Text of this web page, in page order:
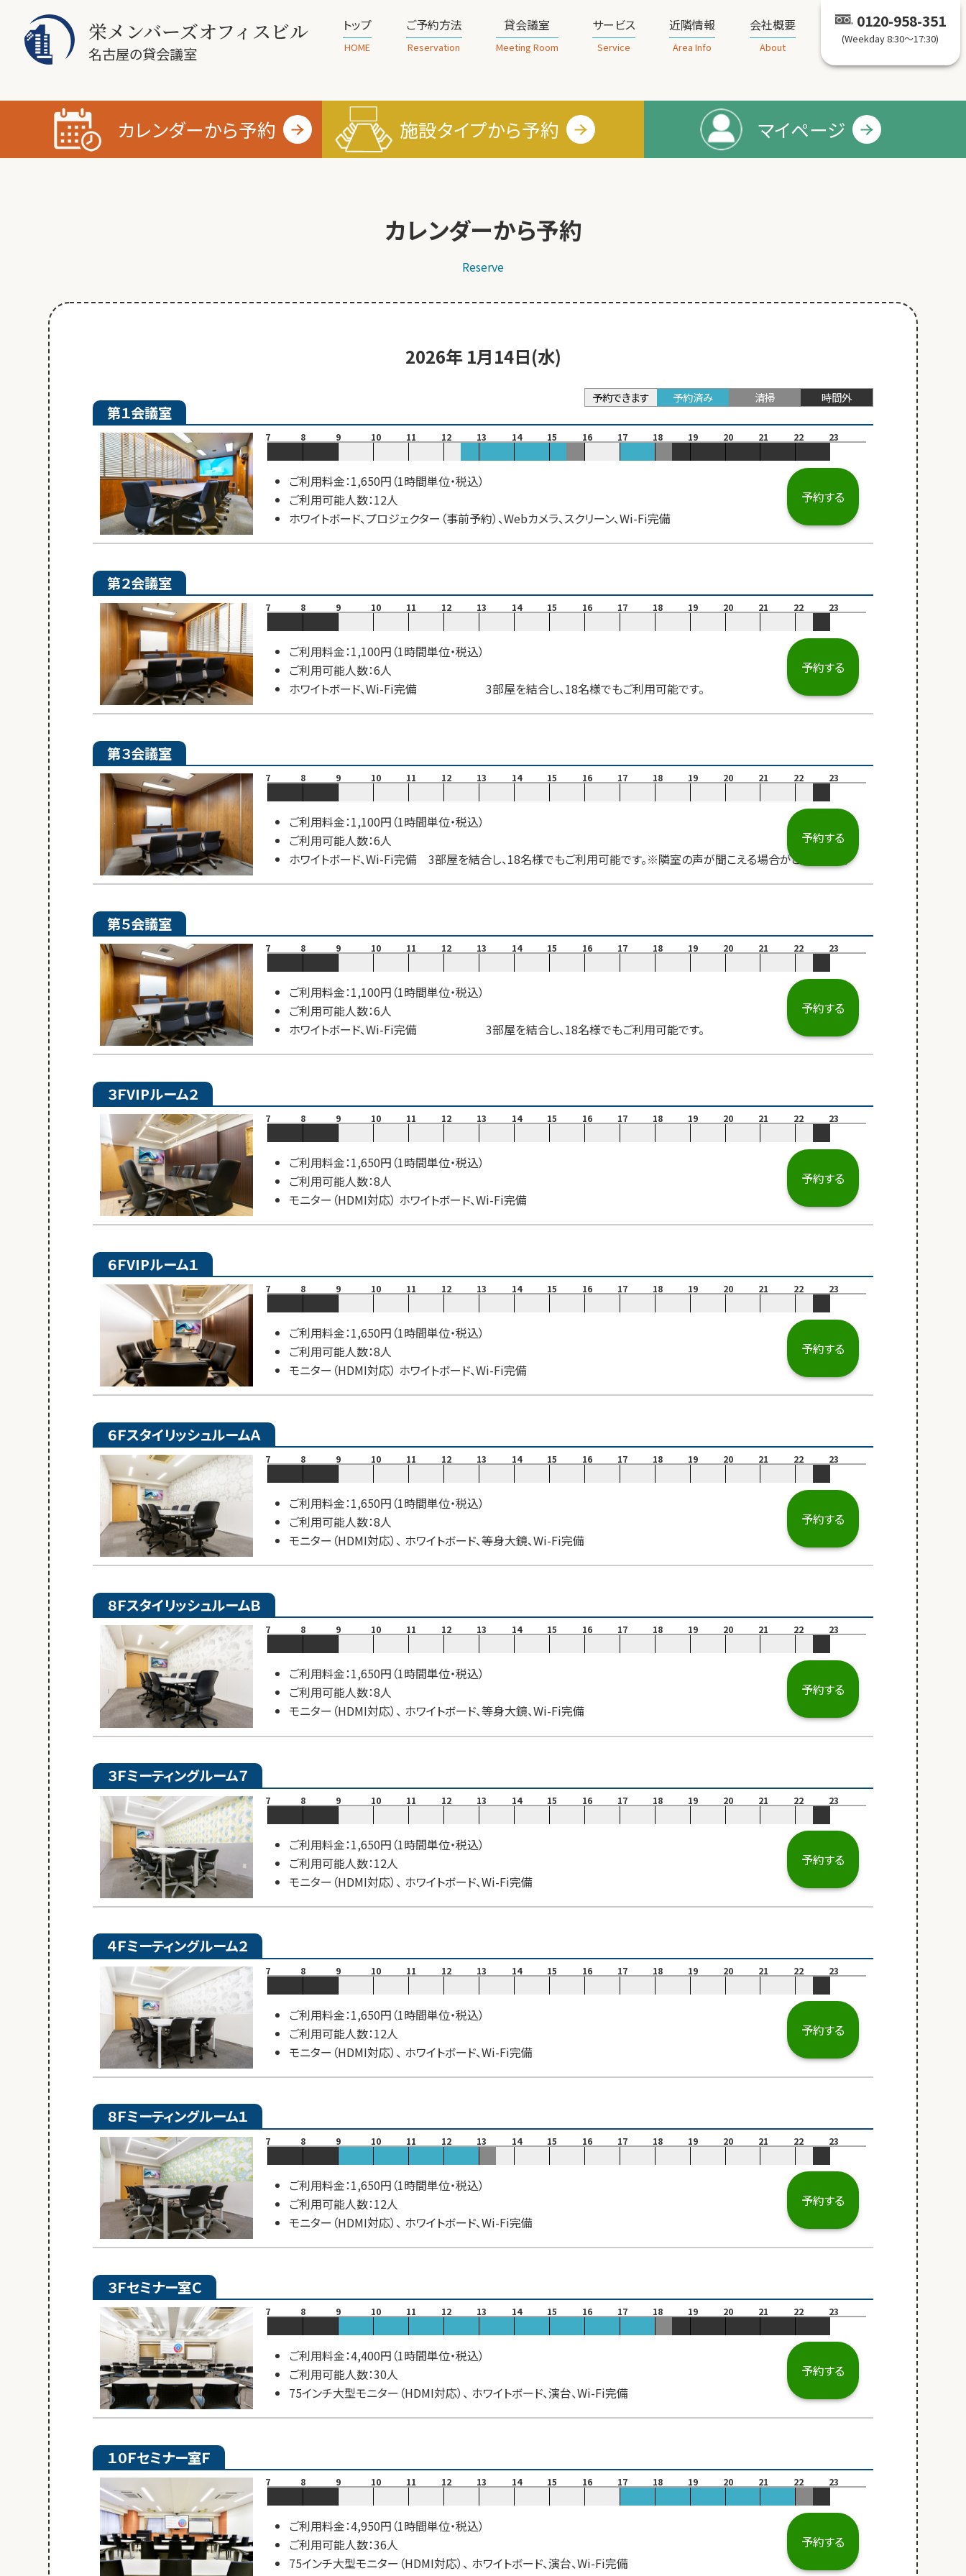
栄メンバーズオフィスビル
名古屋の貸会議室
トップ
HOME
ご予約方法
Reservation
貸会議室
Meeting Room
サービス
Service
近隣情報
Area Info
会社概要
About
0120-958-351
(Weekday 8:30～17:30)
カレンダーから予約 施設タイプから予約 マイページ
カレンダーから予約
Reserve
2026年 1月14日(水)
予約できます 予約済み 清掃 時間外
第１会議室
7 8 9 10 11 12 13 14 15 16 17 18 19 20 21 22 23
ご利用料金：1,650円（1時間単位・税込）
ご利用可能人数：12人
ホワイトボード、プロジェクター（事前予約）、Webカメラ、スクリーン、Wi-Fi完備
予約する
第２会議室
7 8 9 10 11 12 13 14 15 16 17 18 19 20 21 22 23
ご利用料金：1,100円（1時間単位・税込）
ご利用可能人数：6人
ホワイトボード、Wi-Fi完備 3部屋を結合し、18名様でもご利用可能です。
予約する
第３会議室
7 8 9 10 11 12 13 14 15 16 17 18 19 20 21 22 23
ご利用料金：1,100円（1時間単位・税込）
ご利用可能人数：6人
ホワイトボード、Wi-Fi完備 3部屋を結合し、18名様でもご利用可能です。※隣室の声が聞こえる場合がございます。
予約する
第５会議室
7 8 9 10 11 12 13 14 15 16 17 18 19 20 21 22 23
ご利用料金：1,100円（1時間単位・税込）
ご利用可能人数：6人
ホワイトボード、Wi-Fi完備 3部屋を結合し、18名様でもご利用可能です。
予約する
３ＦVIPルーム２
7 8 9 10 11 12 13 14 15 16 17 18 19 20 21 22 23
ご利用料金：1,650円（1時間単位・税込）
ご利用可能人数：8人
モニター（HDMI対応） ホワイトボード、Wi-Fi完備
予約する
６ＦVIPルーム１
7 8 9 10 11 12 13 14 15 16 17 18 19 20 21 22 23
ご利用料金：1,650円（1時間単位・税込）
ご利用可能人数：8人
モニター（HDMI対応） ホワイトボード、Wi-Fi完備
予約する
６ＦスタイリッシュルームＡ
7 8 9 10 11 12 13 14 15 16 17 18 19 20 21 22 23
ご利用料金：1,650円（1時間単位・税込）
ご利用可能人数：8人
モニター（HDMI対応）、 ホワイトボード、等身大鏡、Wi-Fi完備
予約する
８ＦスタイリッシュルームＢ
7 8 9 10 11 12 13 14 15 16 17 18 19 20 21 22 23
ご利用料金：1,650円（1時間単位・税込）
ご利用可能人数：8人
モニター（HDMI対応）、 ホワイトボード、等身大鏡、Wi-Fi完備
予約する
３Ｆミーティングルーム７
7 8 9 10 11 12 13 14 15 16 17 18 19 20 21 22 23
ご利用料金：1,650円（1時間単位・税込）
ご利用可能人数：12人
モニター（HDMI対応）、 ホワイトボード、Wi-Fi完備
予約する
４Ｆミーティングルーム２
7 8 9 10 11 12 13 14 15 16 17 18 19 20 21 22 23
ご利用料金：1,650円（1時間単位・税込）
ご利用可能人数：12人
モニター（HDMI対応）、 ホワイトボード、Wi-Fi完備
予約する
８Ｆミーティングルーム１
7 8 9 10 11 12 13 14 15 16 17 18 19 20 21 22 23
ご利用料金：1,650円（1時間単位・税込）
ご利用可能人数：12人
モニター（HDMI対応）、 ホワイトボード、Wi-Fi完備
予約する
３Ｆセミナー室Ｃ
7 8 9 10 11 12 13 14 15 16 17 18 19 20 21 22 23
ご利用料金：4,400円（1時間単位・税込）
ご利用可能人数：30人
75インチ大型モニター（HDMI対応）、 ホワイトボード、演台、Wi-Fi完備
予約する
１０Ｆセミナー室Ｆ
7 8 9 10 11 12 13 14 15 16 17 18 19 20 21 22 23
ご利用料金：4,950円（1時間単位・税込）
ご利用可能人数：36人
75インチ大型モニター（HDMI対応）、 ホワイトボード、演台、Wi-Fi完備
予約する